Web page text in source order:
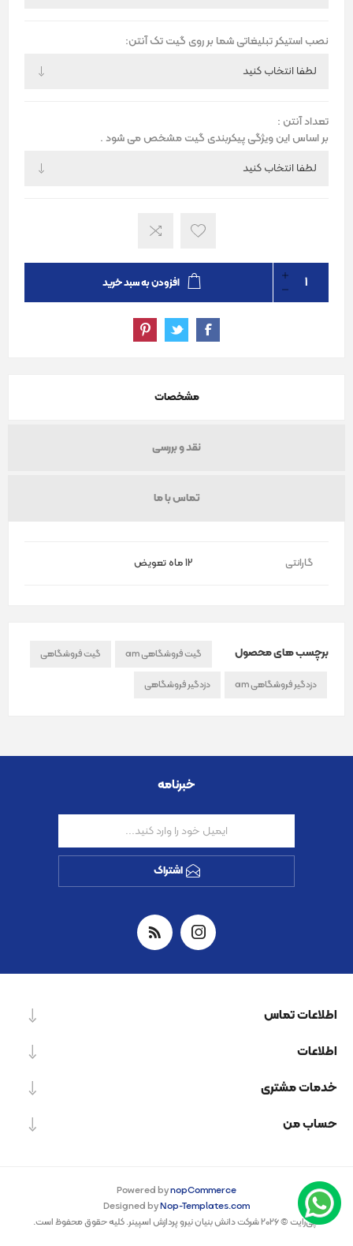
نصب استیکر تبلیغاتی شما بر روی گیت تک آنتن:
تعداد آنتن :
بر اساس این ویژگی پیکربندی گیت مشخص می شود .
افزودن به سبد خرید
مشخصات
نقد و بررسی
تماس با ما
گارانتی 12 ماه تعویض
برچسب های محصول گیت فروشگاهی am گیت فروشگاهی
دزدگیر فروشگاهی am دزدگیر فروشگاهی
خبرنامه
اشتراک
اطلاعات تماس
اطلاعات
خدمات مشتری
حساب من
Powered bynopCommerce
Designed byNop-Templates.com
کپی‌رایت © 2026 شرکت دانش بنیان نیرو پردازش اسپینر. کلیه حقوق محفوظ است.